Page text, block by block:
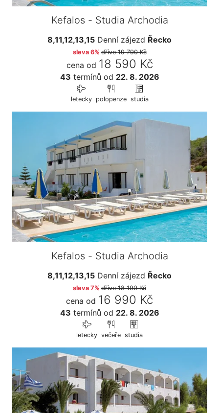
Kefalos - Studia Archodia
8,11,12,13,15 Denní zájezd Řecko
sleva 6% dříve19 790 Kč
cena od 18 590 Kč
43 termínů od 22. 8. 2026
letecky polopenze studia
Kefalos - Studia Archodia
8,11,12,13,15 Denní zájezd Řecko
sleva 7% dříve18 190 Kč
cena od 16 990 Kč
43 termínů od 22. 8. 2026
letecky večeře studia